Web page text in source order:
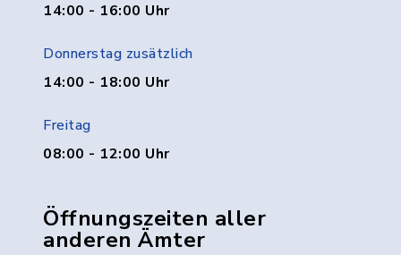
14:00 - 16:00 Uhr
Donnerstag zusätzlich
14:00 - 18:00 Uhr
Freitag
08:00 - 12:00 Uhr
Öffnungszeiten aller
anderen Ämter